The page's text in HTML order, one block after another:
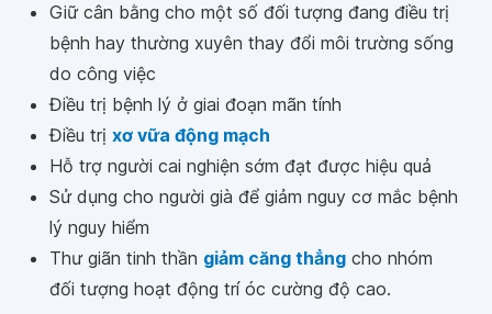
Giữ cân bằng cho một số đối tượng đang điều trị
bệnh hay thường xuyên thay đổi môi trường sống
do công việc
Điều trị bệnh lý ở giai đoạn mãn tính
Điều trị xơ vữa động mạch
Hỗ trợ người cai nghiện sớm đạt được hiệu quả
Sử dụng cho người già để giảm nguy cơ mắc bệnh
lý nguy hiểm
Thư giãn tinh thần giảm căng thẳng cho nhóm
đối tượng hoạt động trí óc cường độ cao.